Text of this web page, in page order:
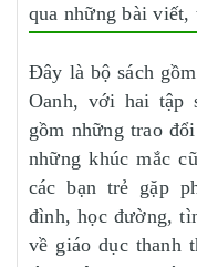
qua những bài viết,
Đây là bộ sách
Oanh, với hai tập
gồm những trao
những khúc mắc
các bạn trẻ gặp
đình, học đường,
về giáo dục thanh